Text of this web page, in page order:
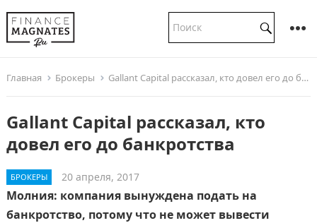
Главная Брокеры Gallant Capital рассказал, кто довел его до банкротства
Gallant Capital рассказал, кто
довел его до банкротства
БРОКЕРЫ 20 апреля, 2017
Молния: компания вынуждена подать на
банкротство, потому что не может вывести